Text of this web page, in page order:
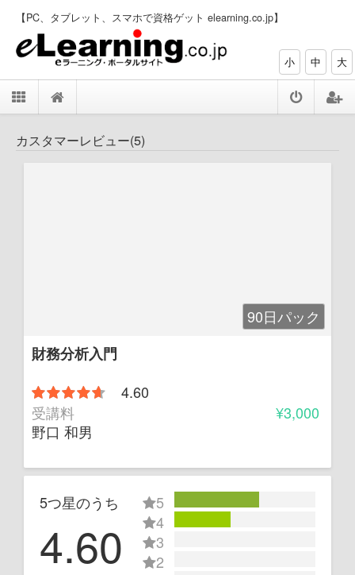
【PC、タブレット、スマホで資格ゲット elearning.co.jp】
小 中 大
カスタマーレビュー(5)
90日パック
財務分析入門
4.60
受講料
¥3,000
野口 和男
5つ星のうち
4.60
5
4
3
2